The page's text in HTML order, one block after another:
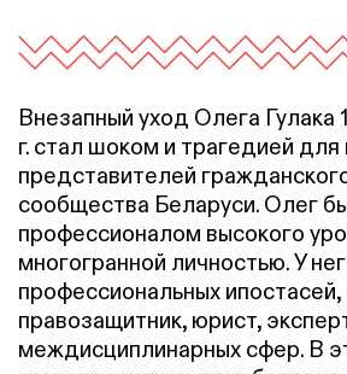
Внезапный уход Олега Гулака
г. стал шоком и трагедией для
представителей
сообщества Беларуси. Олег
профессионалом высокого
многогранной личностью. У
профессиональных
правозащитник, юрист,
междисциплинарных сфер. В